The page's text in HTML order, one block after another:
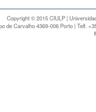
Copyright © 2015 CIULP |
de Carvalho 4369-006 Porto | Telf.